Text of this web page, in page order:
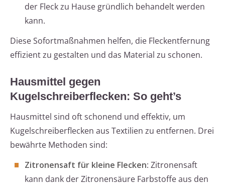
der Fleck zu Hause gründlich behandelt werden
kann.
Diese Sofortmaßnahmen helfen, die Fleckentfernung
effizient zu gestalten und das Material zu schonen.
Hausmittel gegen
Kugelschreiberflecken: So geht’s
Hausmittel sind oft schonend und effektiv, um
Kugelschreiberflecken aus Textilien zu entfernen. Drei
bewährte Methoden sind:
Zitronensaft für kleine Flecken: Zitronensaft
kann dank der Zitronensäure Farbstoffe aus den